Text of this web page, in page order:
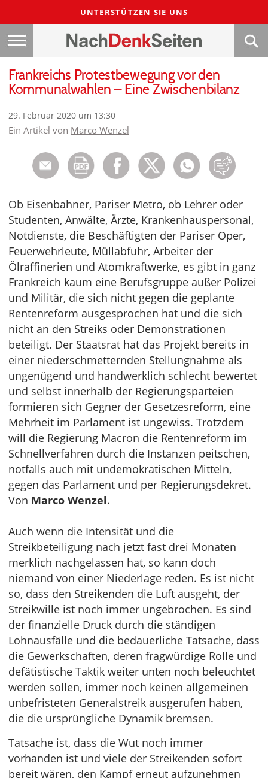
UNTERSTÜTZEN SIE UNS
Frankreichs Protestbewegung vor den
Kommunalwahlen – Eine Zwischenbilanz
29. Februar 2020 um 13:30
Ein Artikel von Marco Wenzel
Ob Eisenbahner, Pariser Metro, ob Lehrer oder
Studenten, Anwälte, Ärzte, Krankenhauspersonal,
Notdienste, die Beschäftigten der Pariser Oper,
Feuerwehrleute, Müllabfuhr, Arbeiter der
Ölraffinerien und Atomkraftwerke, es gibt in ganz
Frankreich kaum eine Berufsgruppe außer Polizei
und Militär, die sich nicht gegen die geplante
Rentenreform ausgesprochen hat und die sich
nicht an den Streiks oder Demonstrationen
beteiligt. Der Staatsrat hat das Projekt bereits in
einer niederschmetternden Stellungnahme als
ungenügend und handwerklich schlecht bewertet
und selbst innerhalb der Regierungsparteien
formieren sich Gegner der Gesetzesreform, eine
Mehrheit im Parlament ist ungewiss. Trotzdem
will die Regierung Macron die Rentenreform im
Schnellverfahren durch die Instanzen peitschen,
notfalls auch mit undemokratischen Mitteln,
gegen das Parlament und per Regierungsdekret.
Von Marco Wenzel.
Auch wenn die Intensität und die
Streikbeteiligung nach jetzt fast drei Monaten
merklich nachgelassen hat, so kann doch
niemand von einer Niederlage reden. Es ist nicht
so, dass den Streikenden die Luft ausgeht, der
Streikwille ist noch immer ungebrochen. Es sind
der finanzielle Druck durch die ständigen
Lohnausfälle und die bedauerliche Tatsache, dass
die Gewerkschaften, deren fragwürdige Rolle und
defätistische Taktik weiter unten noch beleuchtet
werden sollen, immer noch keinen allgemeinen
unbefristeten Generalstreik ausgerufen haben,
die die ursprüngliche Dynamik bremsen.
Tatsache ist, dass die Wut noch immer
vorhanden ist und viele der Streikenden sofort
bereit wären, den Kampf erneut aufzunehmen